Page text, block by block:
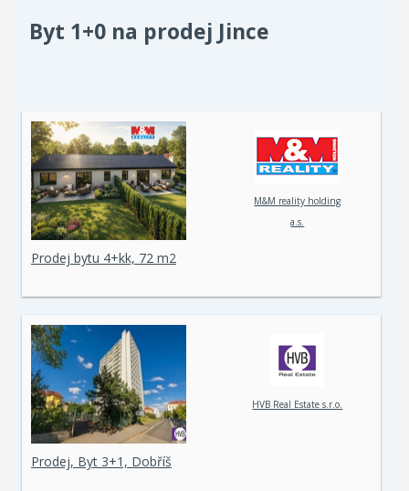
Byt 1+0 na prodej Jince
M&M reality holding
a.s.
Prodej bytu 4+kk, 72 m2
HVB Real Estate s.r.o.
Prodej, Byt 3+1, Dobříš